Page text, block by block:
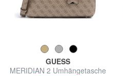
GUESS
MERIDIAN 2 Umhängetasche